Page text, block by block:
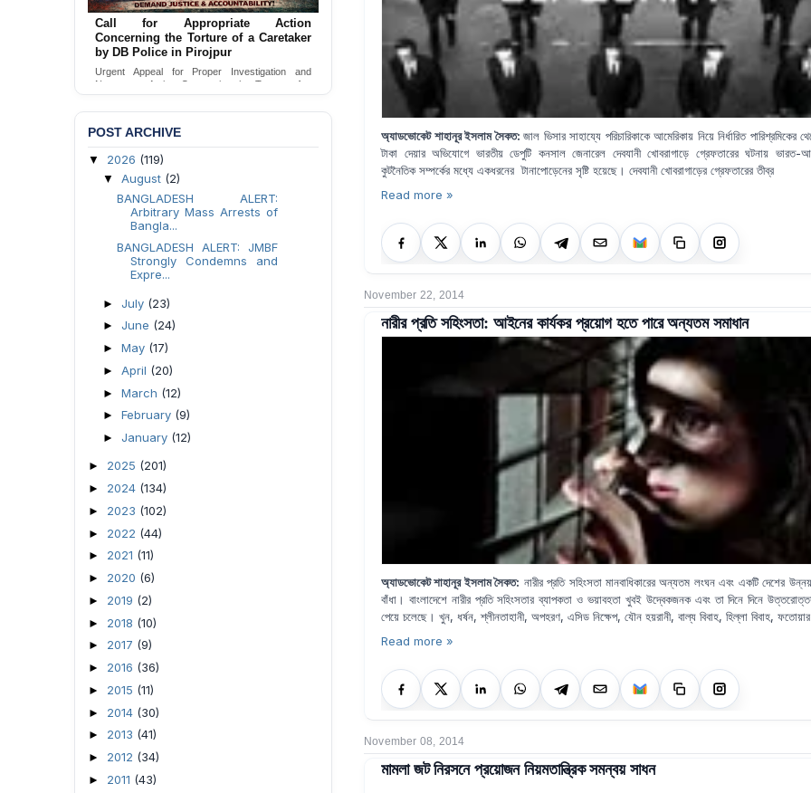
অ্যাডভোকেট শাহানূর ইসলাম সৈকত:জাল ভিসার সাহায্যে পরিচারিকাকে আমেরিকায় নিয়ে নির্ধারিত পারিশ্রমিকের
টাকা দেয়ার অভিযোগে ভারতীয় ডেপুটি কনসাল জেনারেল দেবযানী খোবরাগাড়ে গ্রেফতারের ঘটনায় ভারত-
কুটনৈতিক সম্পর্কের মধ্যে একধরনের টানাপোড়েনের সৃষ্টি হয়েছে। দেবযানী খোবরাগাড়ের গ্রেফতারের তীব্র
Read more »
November 22, 2014
নারীর প্রতি সহিংসতা: আইনের কার্যকর প্রয়োগ হতে পারে অন্যতম সমাধান
অ্যাডভোকেট শাহানূর ইসলাম সৈকত: নারীর প্রতি সহিংসতা মানবাধিকারের অন্যতম লংঘন এবং একটি দেশের
বাঁধা। বাংলাদেশে নারীর প্রতি সহিংসতার ব্যাপকতা ও ভয়াবহতা খুবই উদ্বেকজনক এবং তা দিনে দিনে
পেয়ে চলেছে। খুন, ধর্ষন, শ্লীনতাহানী, অপহরণ, এসিড নিক্ষেপ, যৌন হয়রানী, বাল্য বিবাহ, হিল্লা বিবাহ, ফতোয়ার
Read more »
November 08, 2014
মামলা জট নিরসনে প্রয়োজন নিয়মতান্ত্রিক সমন্বয় সাধন
Ensure Immediate Protection for Two
Detained Lesbian Young Women in
Jamalpur
Urgent appeal for legal protection and immediate
safeguards for two detained lesbian young
women in Jamalpur.
POST ARCHIVE
▼ 2026 (119)
▼ August (2)
BANGLADESH ALERT:
Arbitrary Mass Arrests of
Bangla...
BANGLADESH ALERT: JMBF
Strongly Condemns and
Expre...
► July (23)
► June (24)
► May (17)
► April (20)
► March (12)
► February (9)
► January (12)
► 2025 (201)
► 2024 (134)
► 2023 (102)
► 2022 (44)
► 2021 (11)
► 2020 (6)
► 2019 (2)
► 2018 (10)
► 2017 (9)
► 2016 (36)
► 2015 (11)
► 2014 (30)
► 2013 (41)
► 2012 (34)
► 2011 (43)